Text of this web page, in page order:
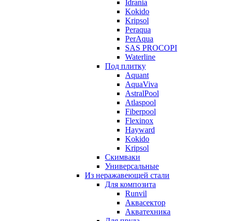
Idrania
Kokido
Kripsol
Peraqua
PerAqua
SAS PROCOPI
Waterline
Под плитку
Aquant
AquaViva
AstralPool
Atlaspool
Fiberpool
Flexinox
Hayward
Kokido
Kripsol
Скимваки
Универсальные
Из неражавеющей стали
Для композита
Runvil
Аквасектор
Акватехника